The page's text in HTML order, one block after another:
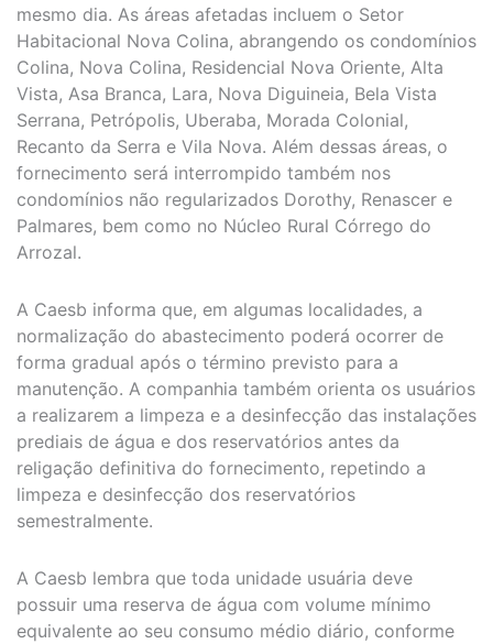
mesmo dia. As áreas afetadas incluem o Setor
Habitacional Nova Colina, abrangendo os condomínios
Colina, Nova Colina, Residencial Nova Oriente, Alta
Vista, Asa Branca, Lara, Nova Diguineia, Bela Vista
Serrana, Petrópolis, Uberaba, Morada Colonial,
Recanto da Serra e Vila Nova. Além dessas áreas, o
fornecimento será interrompido também nos
condomínios não regularizados Dorothy, Renascer e
Palmares, bem como no Núcleo Rural Córrego do
Arrozal.
A Caesb informa que, em algumas localidades, a
normalização do abastecimento poderá ocorrer de
forma gradual após o término previsto para a
manutenção. A companhia também orienta os usuários
a realizarem a limpeza e a desinfecção das instalações
prediais de água e dos reservatórios antes da
religação definitiva do fornecimento, repetindo a
limpeza e desinfecção dos reservatórios
semestralmente.
A Caesb lembra que toda unidade usuária deve
possuir uma reserva de água com volume mínimo
equivalente ao seu consumo médio diário, conforme